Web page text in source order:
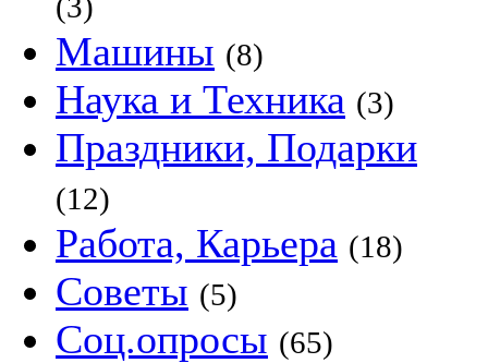
Машины (8)
Наука и Техника (3)
Праздники, Подарки
(12)
Работа, Карьера (18)
Советы (5)
Соц.опросы (65)